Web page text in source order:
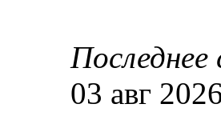
03 авг